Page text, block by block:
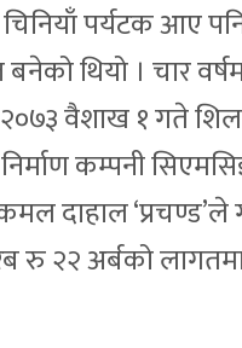
पर्यटक आए
थियो । चार वर्षमा
वैशाख १ गते
कम्पनी
दाहाल
२२ अर्बको लागतमा